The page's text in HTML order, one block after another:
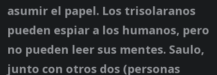
asumir el papel. Los trisolaranos
pueden espiar a los humanos, pero
no pueden leer sus mentes. Saulo,
junto con otros dos (personas